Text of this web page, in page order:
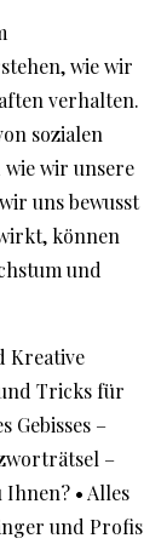
wie wir
verhalten.
sozialen
wir unsere
uns bewusst
können
und
Kreative
Tricks für
Gebisses –
–
Ihnen? • Alles
und Profis